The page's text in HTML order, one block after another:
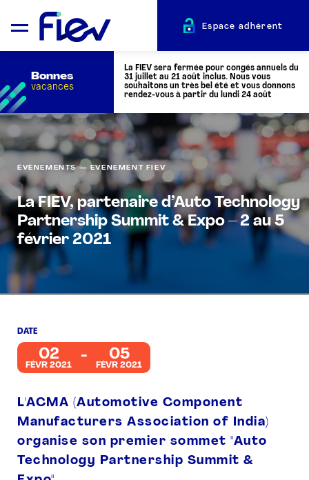
QUI SOMMES-NOUS ?
L’AUTOMOTIVE
ADHÉRENTS
ACTUALITÉS
PRESSE
Espace adhérent
Bonnes
vacances
La FIEV sera fermée pour congés annuels du
31 juillet au 21 août inclus. Nous vous
souhaitons un très bel été et vous donnons
rendez-vous à partir du lundi 24 août
ÉVÈNEMENTS — EVÉNEMENT FIEV
La FIEV, partenaire d’Auto Technology
Partnership Summit & Expo – 2 au 5
février 2021
DATE
02
FÉVR 2021
05
FÉVR 2021
L'ACMA (Automotive Component
Manufacturers Association of India)
organise son premier sommet "Auto
Technology Partnership Summit &